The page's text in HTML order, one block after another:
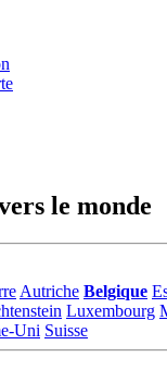
le monde
Autriche Belgique
Luxembourg
Uni Suisse